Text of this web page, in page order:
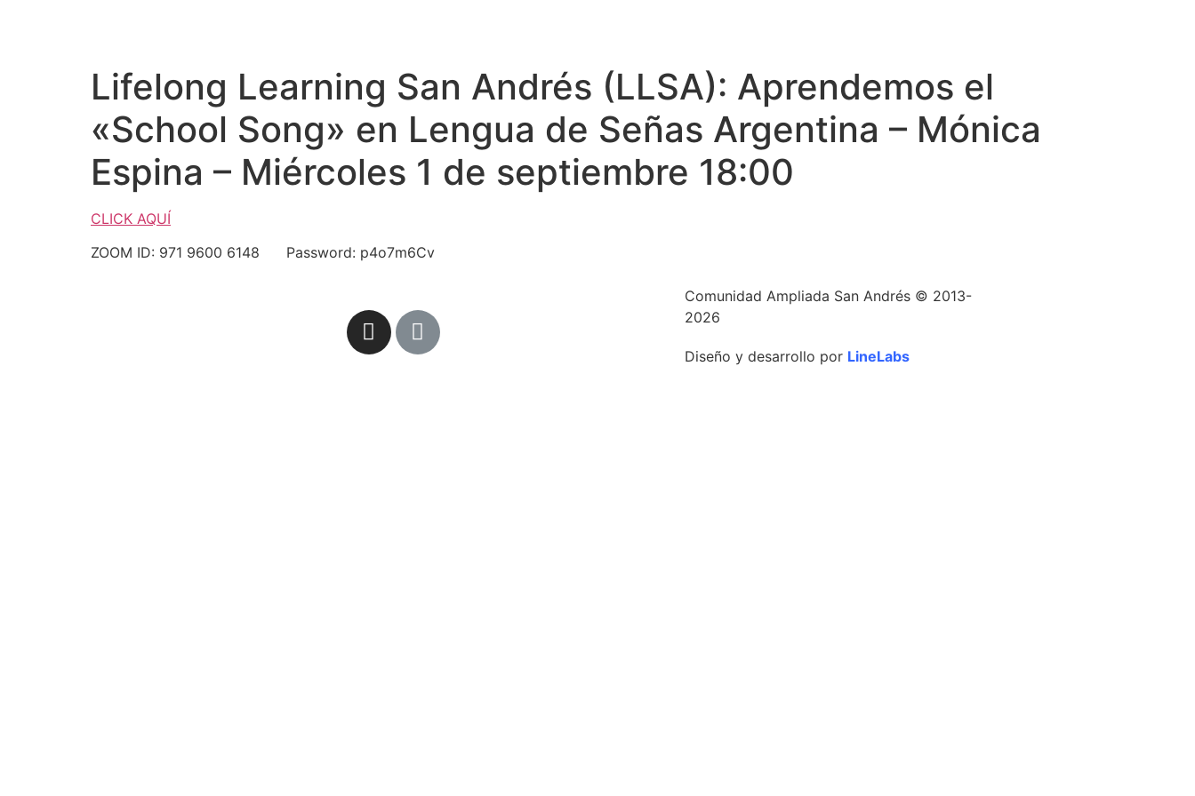
Lifelong Learning San Andrés (LLSA): Aprendemos el
«School Song» en Lengua de Señas Argentina – Mónica
Espina – Miércoles 1 de septiembre 18:00
CLICK AQUÍ
ZOOM ID: 971 9600 6148 Password: p4o7m6Cv
Comunidad Ampliada San Andrés © 2013-
2026
Diseño y desarrollo por LineLabs